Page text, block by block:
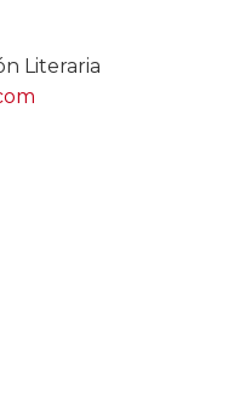
Literaria